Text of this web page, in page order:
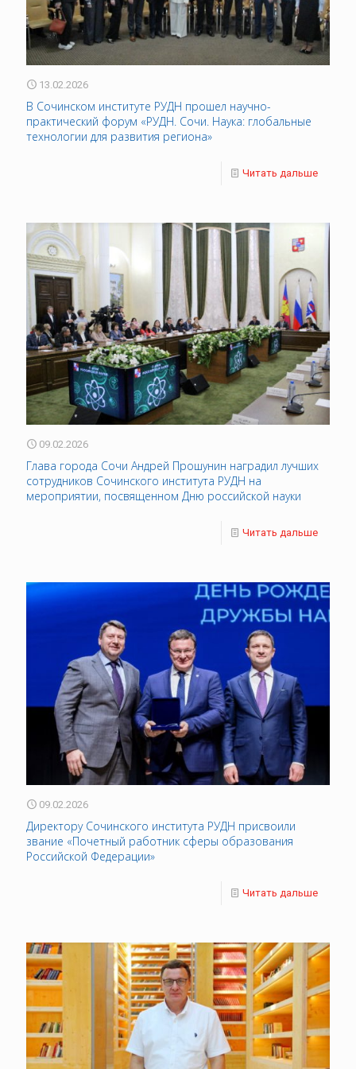
13.02.2026
В Сочинском институте РУДН прошел научно-
практический форум «РУДН. Сочи. Наука: глобальные
технологии для развития региона»
Читать дальше
09.02.2026
Глава города Сочи Андрей Прошунин наградил лучших
сотрудников Сочинского института РУДН на
мероприятии, посвященном Дню российской науки
Читать дальше
09.02.2026
Директору Сочинского института РУДН присвоили
звание «Почетный работник сферы образования
Российской Федерации»
Читать дальше